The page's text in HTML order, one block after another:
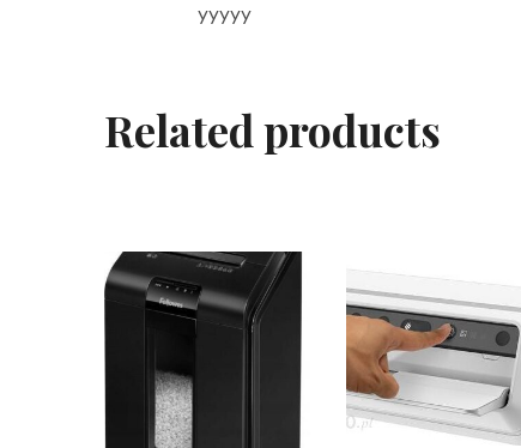
yyyyy
Related products